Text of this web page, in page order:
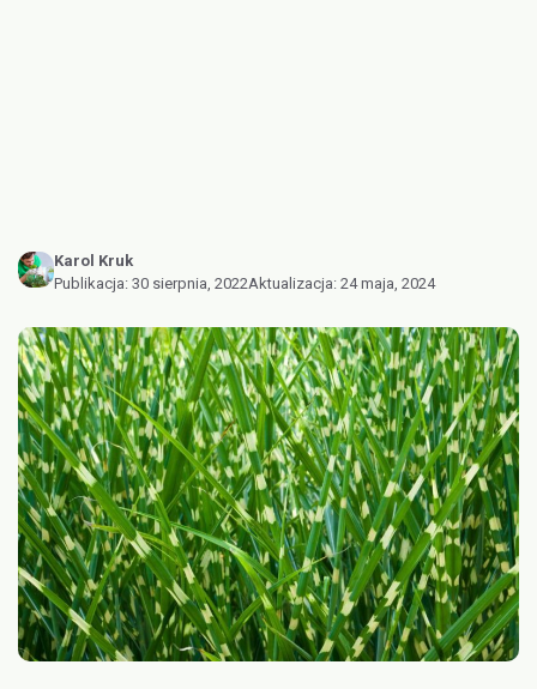
Karol Kruk
Publikacja: 30 sierpnia, 2022Aktualizacja: 24 maja, 2024